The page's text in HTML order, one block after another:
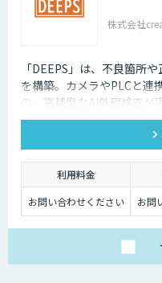
株式会社
「DEEPS」は、不良箇所
を構築。カメラやPLCと連
の、高精度なAI外観検査が
データは傾向分析として活
利用料金
お問い合わせください
お問